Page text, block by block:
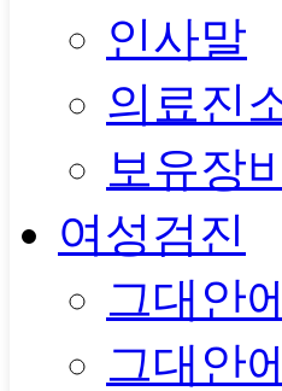
인사말
의료진
보유장
여성검진
그대안
그대안